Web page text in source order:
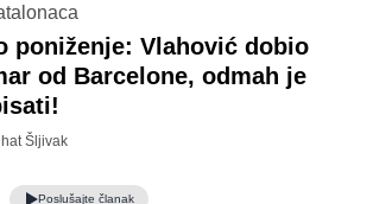
poniženje: Vlahović dobio
od Barcelone, odmah je
Šljivak
Poslušajte članak